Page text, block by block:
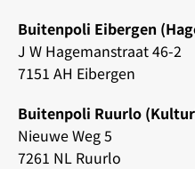
Buitenpoli Eibergen
J W Hagemanstraat 46-2
7151 AH Eibergen
Buitenpoli Ruurlo
Nieuwe Weg 5
7261 NL Ruurlo